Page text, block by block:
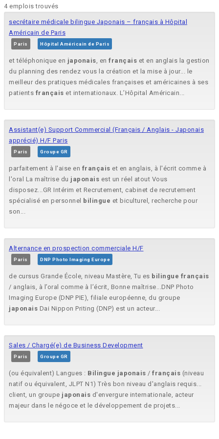
4 emplois trouvés
secrétaire médicale bilingue Japonais – français à Hôpital
Américain de Paris
Paris Hôpital Américain de Paris
et téléphonique en japonais, en français et en anglais la gestion
du planning des rendez vous la création et la mise à jour... le
meilleur des pratiques médicales françaises et américaines à ses
patients français et internationaux. L’Hôpital Américain...
Assistant(e) Support Commercial (Français / Anglais - Japonais
apprécié) H/F Paris
Paris Groupe GR
parfaitement à l'aise en français et en anglais, à l'écrit comme à
l'oral La maîtrise du japonais est un réel atout Vous
disposez...GR Intérim et Recrutement, cabinet de recrutement
spécialisé en personnel bilingue et biculturel, recherche pour
son...
Alternance en prospection commerciale H/F
Paris DNP Photo Imaging Europe
de cursus Grande École, niveau Mastère, Tu es bilingue français
/ anglais, à l’oral comme à l’écrit, Bonne maîtrise...DNP Photo
Imaging Europe (DNP PIE), filiale européenne, du groupe
japonais Dai Nippon Priting (DNP) est un acteur...
Sales / Chargé(e) de Business Development
Paris Groupe GR
(ou équivalent) Langues : Bilingue japonais / français (niveau
natif ou équivalent, JLPT N1) Très bon niveau d'anglais requis...
client, un groupe japonais d'envergure internationale, acteur
majeur dans le négoce et le développement de projets...